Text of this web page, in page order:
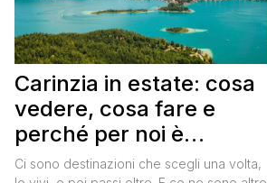
Carinzia in estate: cosa
vedere, cosa fare e
perché per noi è
diventata una
Ci sono destinazioni che scegli una volta,